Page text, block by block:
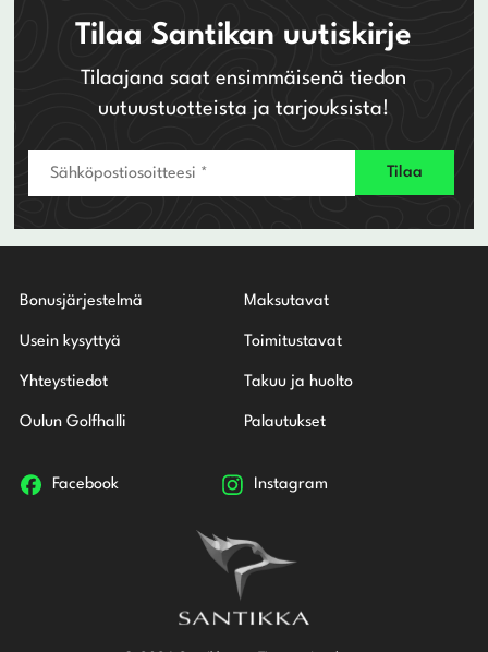
Tilaa Santikan uutiskirje
Tilaajana saat ensimmäisenä tiedon
uutuustuotteista ja tarjouksista!
Bonusjärjestelmä
Usein kysyttyä
Yhteystiedot
Oulun Golfhalli
Maksutavat
Toimitustavat
Takuu ja huolto
Palautukset
Facebook Instagram